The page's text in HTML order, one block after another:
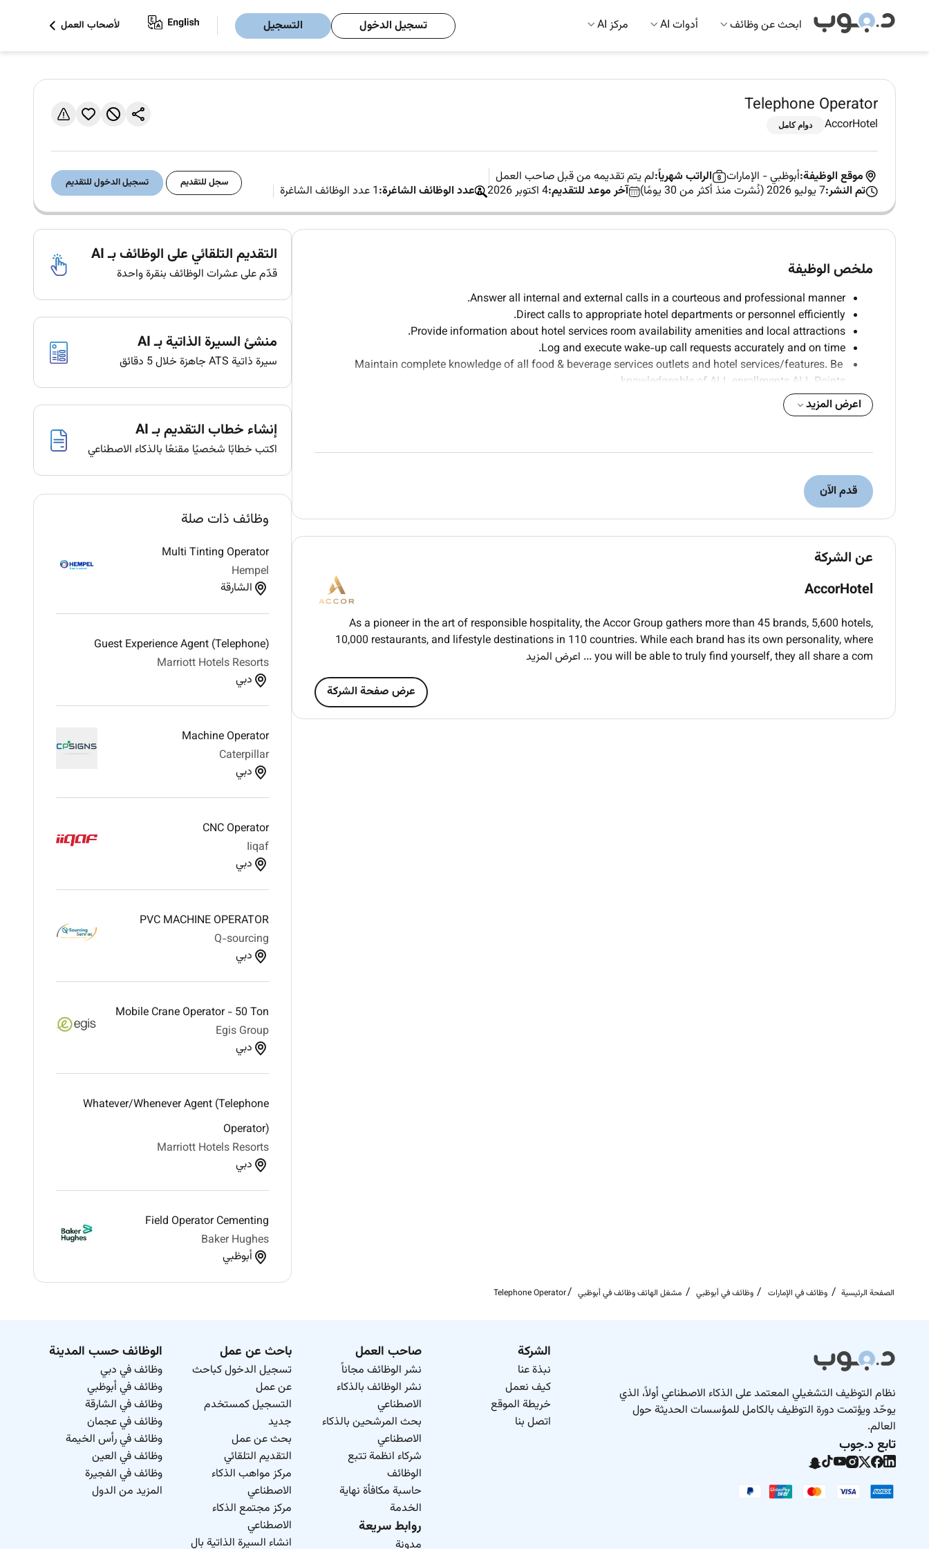
ابحث عن وظائف أدوات AI مركز AI تسجيل الدخول التسجيل لأصحاب العمل
Telephone Operator
AccorHotel دوام كامل
موقع الوظيفة:أبوظبي- الإمارات الراتب شهرياً:لم يتم تقديمه من قبل صاحب العمل
تم النشر:7 يوليو 2026 (نُشرت منذ أكثر من 30 يومًا) آخر موعد للتقديم:4 اكتوبر 2026 عدد الوظائف الشاغرة:1 عدد الوظائف الشاغرة سجل للتقديم تسجيل الدخول للتقديم
ملخص الوظيفة
Answer all internal and external calls in a courteous and professional manner.
Direct calls to appropriate hotel departments or personnel efficiently.
Provide information about hotel services room availability amenities and local attractions.
Log and execute wake-up call requests accurately and on time.
Maintain complete knowledge of all food & beverage services outlets and hotel services/features. Be
knowledgeable of ALL enrollments ALL Points
Handle emergency and security calls in accordance with hotel protocols.
Take guest messages and ensure timely delivery.
Monitor and operate hotels switchboard and other communication systems.
Maintain confidentiality and privacy of guest information.
Qualifications :
High school diploma or equivalent.
Previous experience in a similar hospitality or customer service role is preferred.
Excellent phone etiquette and communication skills.
Ability to multitask and remain calm under pressure.
Proficient in using telephone systems and basic computer applications.
Fluency in Arabic & English; additional languages are a plus.
Our commitment to Diversity & Inclusion:
اعرض المزيد
قدم الآن
عن الشركة
AccorHotel
As a pioneer in the art of responsible hospitality, the Accor Group gathers more than 45 brands, 5,600 hotels,
10,000 restaurants, and lifestyle destinations in 110 countries. While each brand has its own personality, where
you will be able to truly find yourself, they all share a com ... اعرض المزيد
عرض صفحة الشركة
التقديم التلقائي على الوظائف بـ AI
قدّم على عشرات الوظائف بنقرة واحدة
منشئ السيرة الذاتية بـ AI
سيرة ذاتية ATS جاهزة خلال 5 دقائق
إنشاء خطاب التقديم بـ AI
اكتب خطابًا شخصيًا مقنعًا بالذكاء الاصطناعي
وظائف ذات صلة
Multi Tinting Operator
Hempel
الشارقة
Guest Experience Agent (Telephone)
Marriott Hotels Resorts
دبي
Machine Operator
Caterpillar
دبي
CNC Operator
Iiqaf
دبي
PVC MACHINE OPERATOR
Q-sourcing
دبي
Mobile Crane Operator - 50 Ton
Egis Group
دبي
Whatever/Whenever Agent (Telephone
Operator)
Marriott Hotels Resorts
دبي
Field Operator Cementing
Baker Hughes
أبوظبي
الصفحة الرئيسية وظائف في الإمارات وظائف في أبوظبي مشغل الهاتف وظائف في أبوظبي Telephone Operator
نظام التوظيف التشغيلي المعتمد على الذكاء الاصطناعي أولاً، الذي
يوحّد ويؤتمت دورة التوظيف بالكامل للمؤسسات الحديثة حول
العالم.
تابع د.جوب
الشركة
نبذة عنا
كيف نعمل
خريطة الموقع
اتصل بنا
صاحب العمل
نشر الوظائف مجاناً
نشر الوظائف بالذكاء
الاصطناعي
بحث المرشحين بالذكاء
الاصطناعي
شركاء انظمة تتبع
الوظائف
حاسبة مكافأة نهاية
الخدمة
روابط سريعة
مدونة
باحث عن عمل
تسجيل الدخول كباحث
عن عمل
التسجيل كمستخدم
جديد
بحث عن عمل
التقديم التلقائي
مركز مواهب الذكاء
الاصطناعي
مركز مجتمع الذكاء
الاصطناعي
انشاء السيرة الذاتية بال
الوظائف حسب المدينة
وظائف في دبي
وظائف في أبوظبي
وظائف في الشارقة
وظائف في عجمان
وظائف في رأس الخيمة
وظائف في العين
وظائف في الفجيرة
المزيد من الدول